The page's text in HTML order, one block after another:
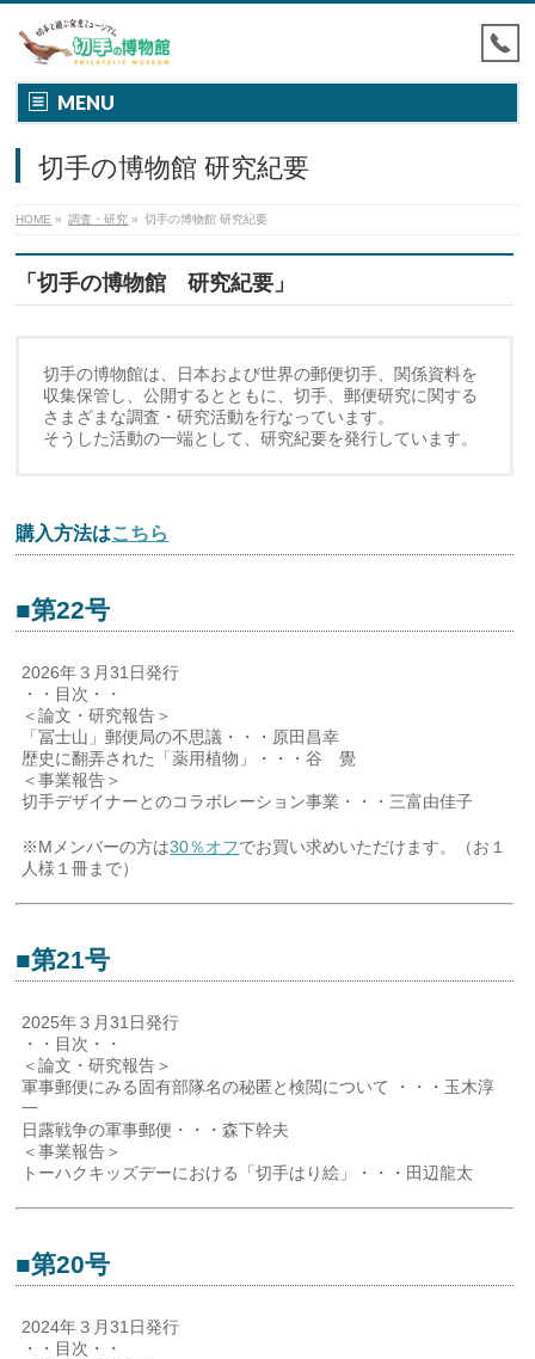
MENU
切手の博物館 研究紀要
HOME » 調査・研究 » 切手の博物館 研究紀要
「切手の博物館 研究紀要」
切手の博物館は、日本および世界の郵便切手、関係資料を
収集保管し、公開するとともに、切手、郵便研究に関する
さまざまな調査・研究活動を行なっています。
そうした活動の一端として、研究紀要を発行しています。
購入方法はこちら
■第22号
2026年３月31日発行
・・目次・・
＜論文・研究報告＞
「冨士山」郵便局の不思議・・・原田昌幸
歴史に翻弄された「薬用植物」・・・谷 覺
＜事業報告＞
切手デザイナーとのコラボレーション事業・・・三富由佳子
※Mメンバーの方は30％オフでお買い求めいただけます。（お１
人様１冊まで）
■第21号
2025年３月31日発行
・・目次・・
＜論文・研究報告＞
軍事郵便にみる固有部隊名の秘匿と検閲について ・・・玉木淳
一
日露戦争の軍事郵便・・・森下幹夫
＜事業報告＞
トーハクキッズデーにおける「切手はり絵」・・・田辺龍太
■第20号
2024年３月31日発行
・・目次・・